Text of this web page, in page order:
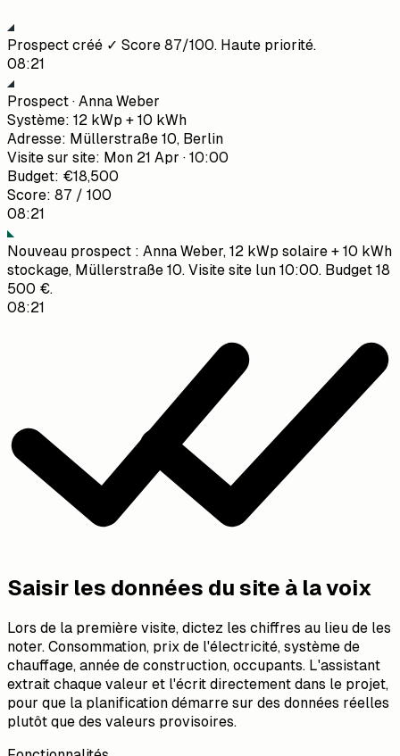
Prospect créé ✓ Score 87/100. Haute priorité.
08:21
Prospect · Anna Weber
Système: 12 kWp + 10 kWh
Adresse: Müllerstraße 10, Berlin
Visite sur site: Mon 21 Apr · 10:00
Budget: €18,500
Score: 87 / 100
08:21
Nouveau prospect : Anna Weber, 12 kWp solaire + 10 kWh
stockage, Müllerstraße 10. Visite site lun 10:00. Budget 18
500 €.
08:21
Prospect créé ✓ Score 87/100. Haute priorité.
Saisir les données du site à la voix
Lors de la première visite, dictez les chiffres au lieu de les
noter. Consommation, prix de l'électricité, système de
chauffage, année de construction, occupants. L'assistant